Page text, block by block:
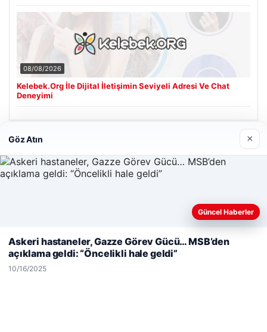
08/08/2026
Kelebek.Org İle Dijital İletişimin Seviyeli Adresi Ve Chat
Deneyimi
Son Eklenen Firmalar
Web sitemizi nasıl kullandığınızı daha iyi anlayabilmek,
kullanıyoruz.Çerez Politikamız
Göz Atın ×
Güncel Haberler
Askeri hastaneler, Gazze Görev Gücü… MSB’den
açıklama geldi: “Öncelikli hale geldi”
10/16/2025